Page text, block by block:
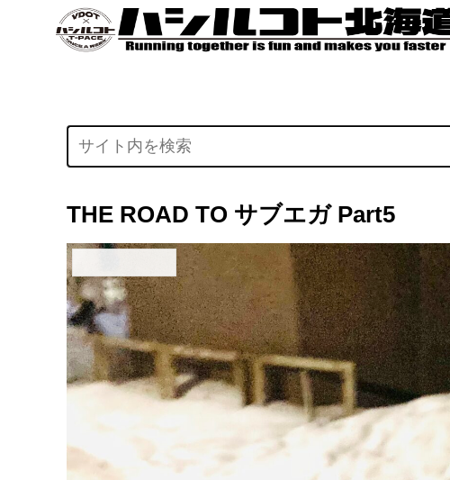
THE ROAD TO サブエガ Part5